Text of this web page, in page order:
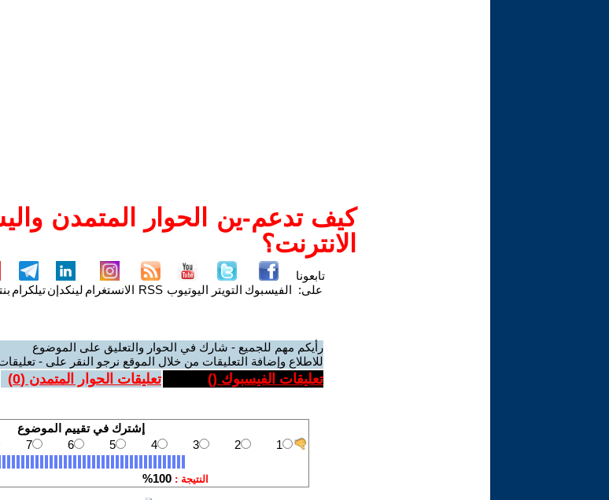
كيف تدعم-ين الحوار المتمدن
الانترنت؟
تابعونا
على: الفيسبوك التويتر اليوتيوب RSS الانستغرام لينكدإنتيلكرام
رأيكم مهم للجميع - شارك في الحوار والتعليق على الموضوع
للاطلاع وإضافة التعليقات من خلال الموقع نرجو النقر على -
تعليقات الفيسبوك () تعليقات الحوار المتمدن (0
)